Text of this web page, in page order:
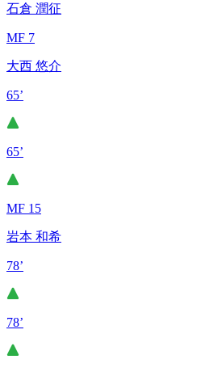
石倉 潤征
MF 7
大西 悠介
65’
65’
MF 15
岩本 和希
78’
78’